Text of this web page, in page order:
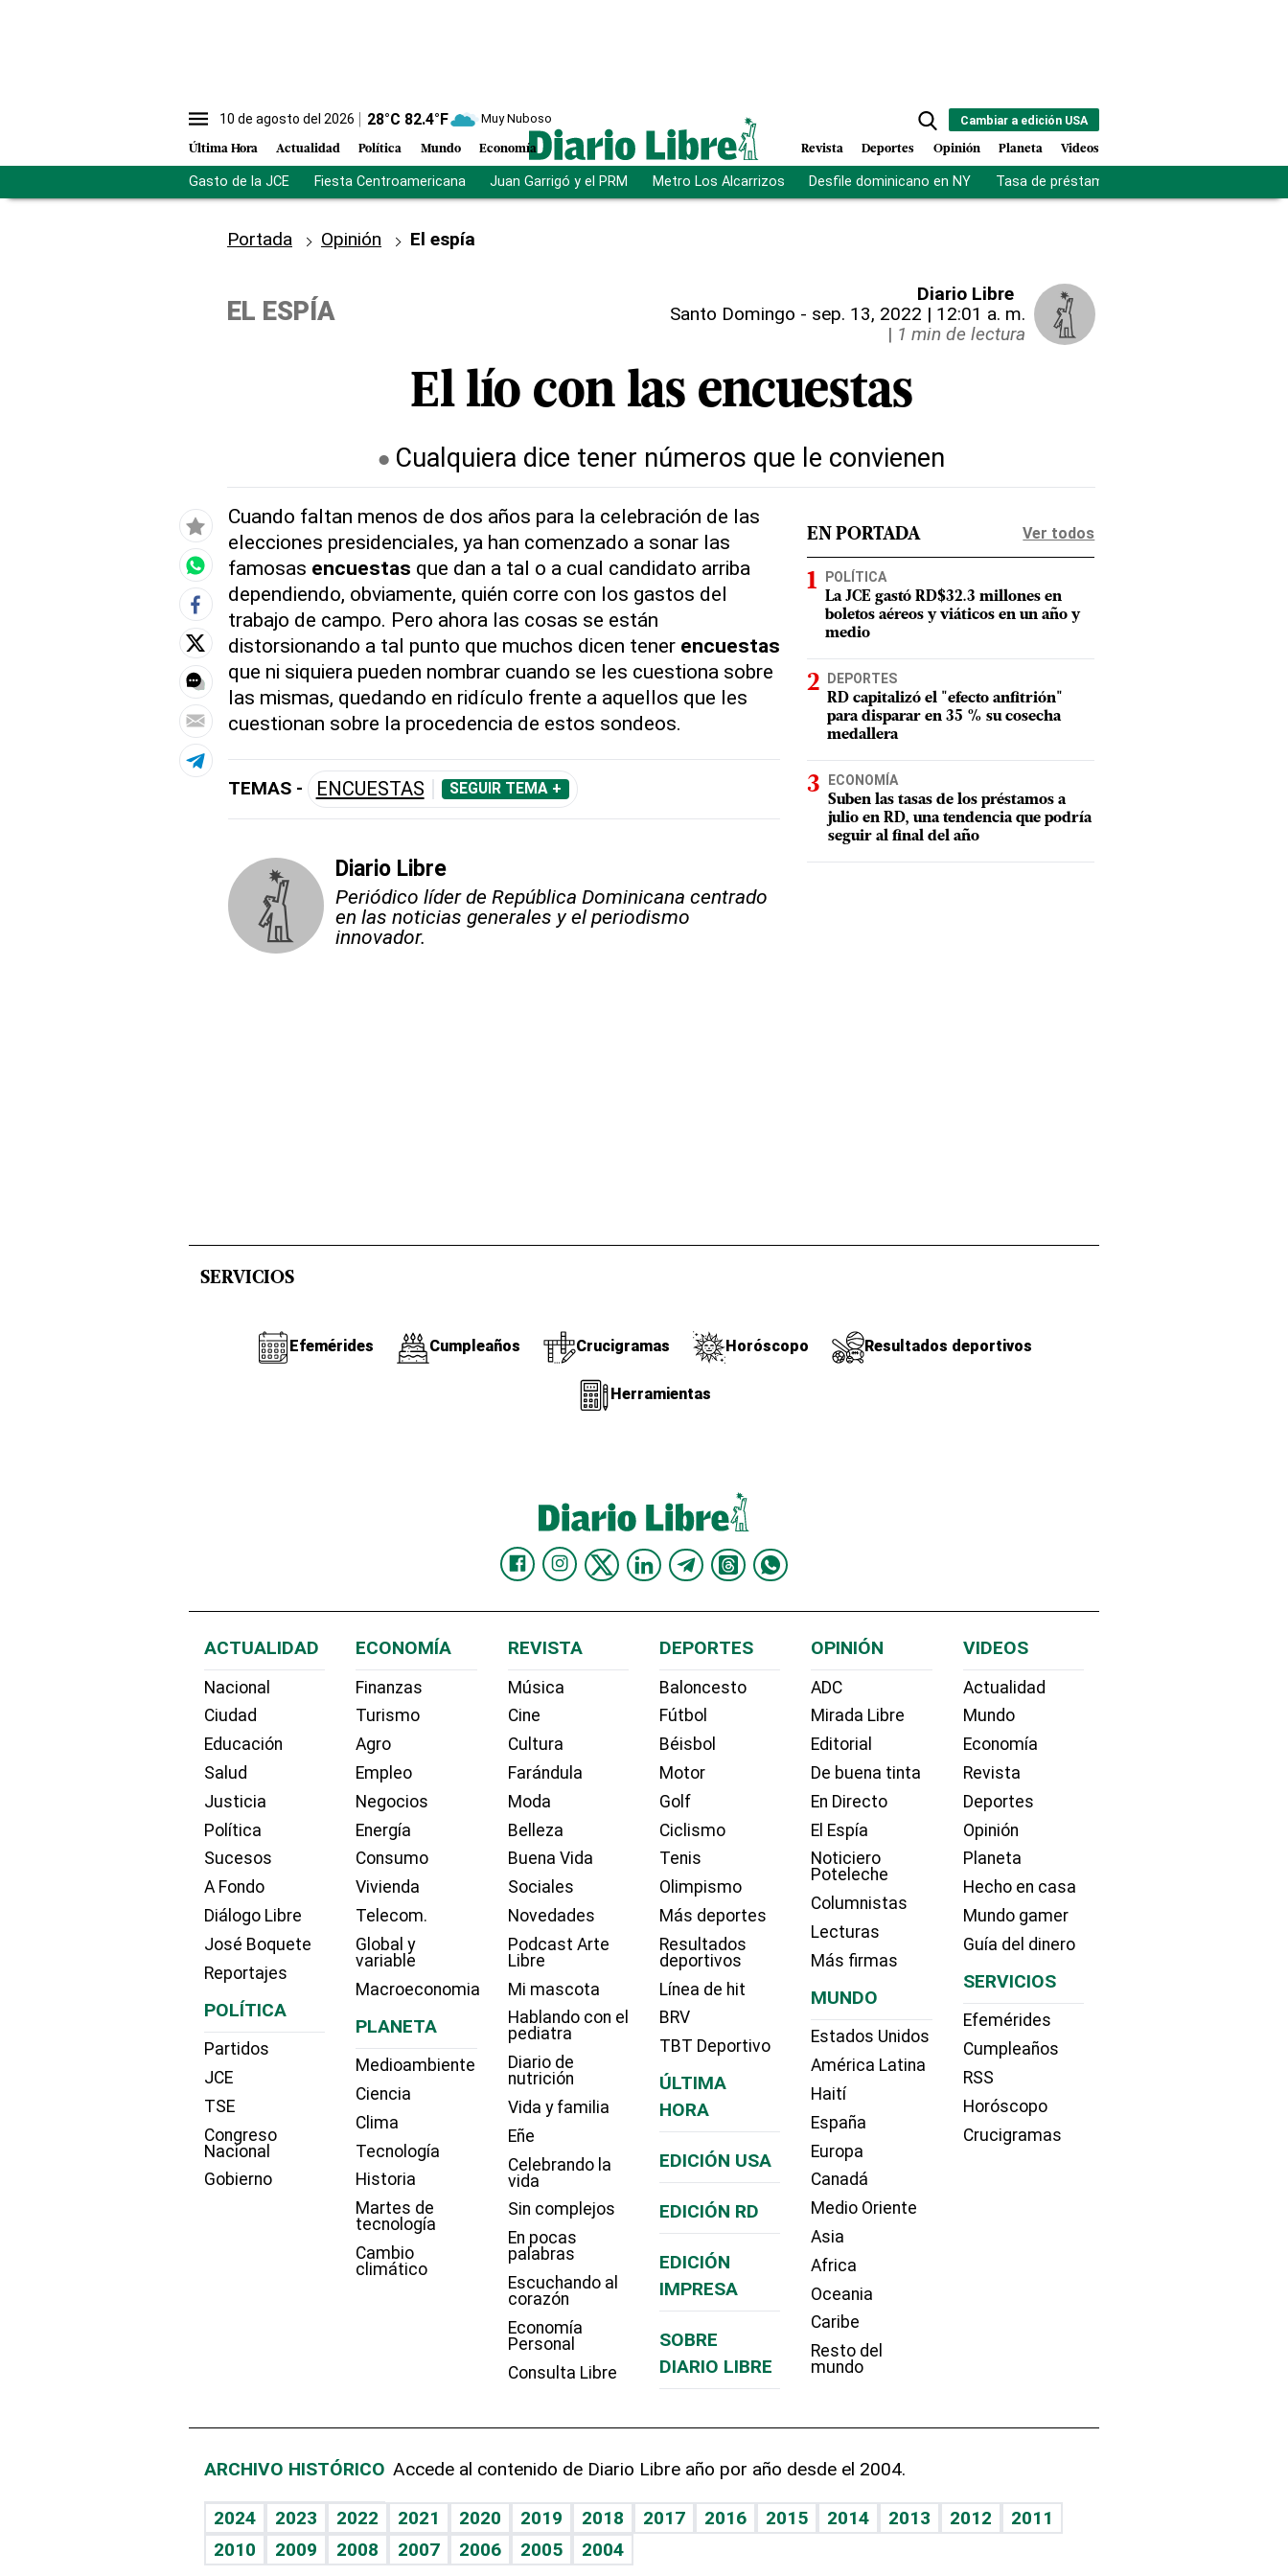
10 de agosto del 2026 28°C 82.4°F Muy Nuboso
Última Hora Actualidad Política Mundo Economía
Cambiar a edición USA
Revista Deportes Opinión Planeta Videos
Gasto de la JCE Fiesta Centroamericana Juan Garrigó y el PRM Metro Los Alcarrizos Desfile dominicano en NY Tasa de préstamos
Portada Opinión El espía
EL ESPÍA
Diario Libre
Santo Domingo - sep. 13, 2022 | 12:01 a. m.
| 1 min de lectura
El lío con las encuestas
Cualquiera dice tener números que le convienen
Cuando faltan menos de dos años para la celebración de las
elecciones presidenciales, ya han comenzado a sonar las
famosas encuestas que dan a tal o a cual candidato arriba
dependiendo, obviamente, quién corre con los gastos del
trabajo de campo. Pero ahora las cosas se están
distorsionando a tal punto que muchos dicen tener encuestas
que ni siquiera pueden nombrar cuando se les cuestiona sobre
las mismas, quedando en ridículo frente a aquellos que les
cuestionan sobre la procedencia de estos sondeos.
TEMAS - ENCUESTAS SEGUIR TEMA +
Diario Libre
Periódico líder de República Dominicana centrado
en las noticias generales y el periodismo
innovador.
EN PORTADA Ver todos
POLÍTICA
La JCE gastó RD$32.3 millones en
boletos aéreos y viáticos en un año y
medio
DEPORTES
RD capitalizó el "efecto anfitrión"
para disparar en 35 % su cosecha
medallera
ECONOMÍA
Suben las tasas de los préstamos a
julio en RD, una tendencia que podría
seguir al final del año
SERVICIOS
Efemérides Cumpleaños Crucigramas Horóscopo Resultados deportivos
Herramientas
ACTUALIDAD
Nacional
Ciudad
Educación
Salud
Justicia
Política
Sucesos
A Fondo
Diálogo Libre
José Boquete
Reportajes
POLÍTICA
Partidos
JCE
TSE
Congreso
Nacional
Gobierno
ECONOMÍA
Finanzas
Turismo
Agro
Empleo
Negocios
Energía
Consumo
Vivienda
Telecom.
Global y
variable
Macroeconomia
PLANETA
Medioambiente
Ciencia
Clima
Tecnología
Historia
Martes de
tecnología
Cambio
climático
REVISTA
Música
Cine
Cultura
Farándula
Moda
Belleza
Buena Vida
Sociales
Novedades
Podcast Arte
Libre
Mi mascota
Hablando con el
pediatra
Diario de
nutrición
Vida y familia
Eñe
Celebrando la
vida
Sin complejos
En pocas
palabras
Escuchando al
corazón
Economía
Personal
Consulta Libre
DEPORTES
Baloncesto
Fútbol
Béisbol
Motor
Golf
Ciclismo
Tenis
Olimpismo
Más deportes
Resultados
deportivos
Línea de hit
BRV
TBT Deportivo
ÚLTIMA
HORA
EDICIÓN USA
EDICIÓN RD
EDICIÓN
IMPRESA
SOBRE
DIARIO LIBRE
OPINIÓN
ADC
Mirada Libre
Editorial
De buena tinta
En Directo
El Espía
Noticiero
Poteleche
Columnistas
Lecturas
Más firmas
MUNDO
Estados Unidos
América Latina
Haití
España
Europa
Canadá
Medio Oriente
Asia
Africa
Oceania
Caribe
Resto del
mundo
VIDEOS
Actualidad
Mundo
Economía
Revista
Deportes
Opinión
Planeta
Hecho en casa
Mundo gamer
Guía del dinero
SERVICIOS
Efemérides
Cumpleaños
RSS
Horóscopo
Crucigramas
ARCHIVO HISTÓRICO Accede al contenido de Diario Libre año por año desde el 2004.
2024 2023 2022 2021 2020 2019 2018 2017 2016 2015 2014 2013 2012
2011
2010
2009 2008 2007 2006 2005 2004